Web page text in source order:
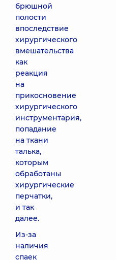
брюшной
полости
впоследствие
хирургического
вмешательства
как
реакция
на
прикосновение
хирургического
инструментария,
попадание
на ткани
талька,
которым
обработаны
хирургические
перчатки,
и так
далее.
Из-за
наличия
спаек